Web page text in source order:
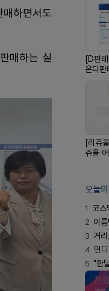
하면서도
매하는 실
[D판
온디판
[리쥬
쥬올
오늘
1 코
2 이
3 거리
4 먼
5 "한